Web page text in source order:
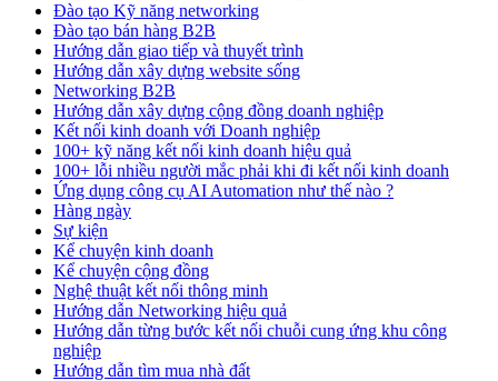
Đào tạo Kỹ năng networking
Đào tạo bán hàng B2B
Hướng dẫn giao tiếp và thuyết trình
Hướng dẫn xây dựng website sống
Networking B2B
Hướng dẫn xây dựng cộng đồng doanh nghiệp
Kết nối kinh doanh với Doanh nghiệp
100+ kỹ năng kết nối kinh doanh hiệu quả
100+ lỗi nhiều người mắc phải khi đi kết nối kinh doanh
Ứng dụng công cụ AI Automation như thế nào ?
Hàng ngày
Sự kiện
Kể chuyện kinh doanh
Kể chuyện cộng đồng
Nghệ thuật kết nối thông minh
Hướng dẫn Networking hiệu quả
Hướng dẫn từng bước kết nối chuỗi cung ứng khu công
nghiệp
Hướng dẫn tìm mua nhà đất